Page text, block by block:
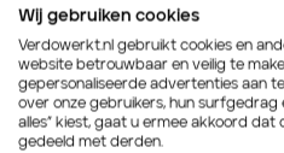
bent. Veel van onze
contract aangeboden bij
precies waar we het voor
in Renkum hebben we
toekomstperspectief.
Wij gebruiken cookies
Verdowerkt.nl gebruikt cookies en
website betrouwbaar en veilig te
gepersonaliseerde advertenties aan
over onze gebruikers, hun surfgedrag
alles” kiest, gaat u ermee akkoord
gedeeld met derden.